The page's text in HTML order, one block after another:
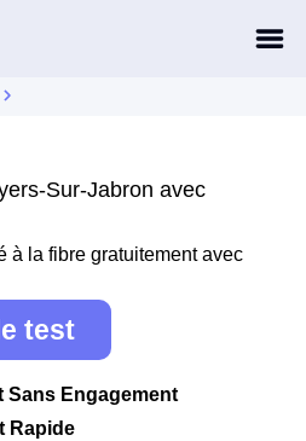
Sur-Jabron avec
à la fibre gratuitement avec
test
Sans Engagement
Rapide